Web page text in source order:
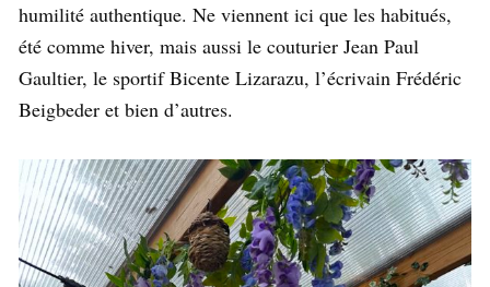
humilité authentique. Ne viennent ici que les habitués,
été comme hiver, mais aussi le couturier Jean Paul
Gaultier, le sportif Bicente Lizarazu, l’écrivain Frédéric
Beigbeder et bien d’autres.